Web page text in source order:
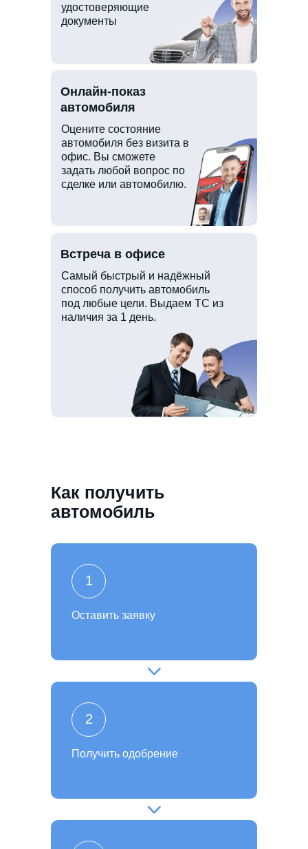
удостоверяющие
документы
Оцените состояние
автомобиля без визита в
офис. Вы сможете
задать любой вопрос по
сделке или автомобилю.
Самый быстрый и надёжный
способ получить автомобиль
под любые цели. Выдаем ТС из
наличия за 1 день.
Онлайн-показ
автомобиля
Встреча в офисе
Как получить
автомобиль
Получить одобрение
2
Оставить заявку
1